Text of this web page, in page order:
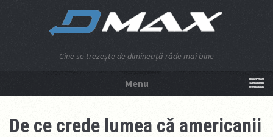
Cine se trezeşte de dimineaţă râde mai bine
Menu
De ce crede lumea că americanii